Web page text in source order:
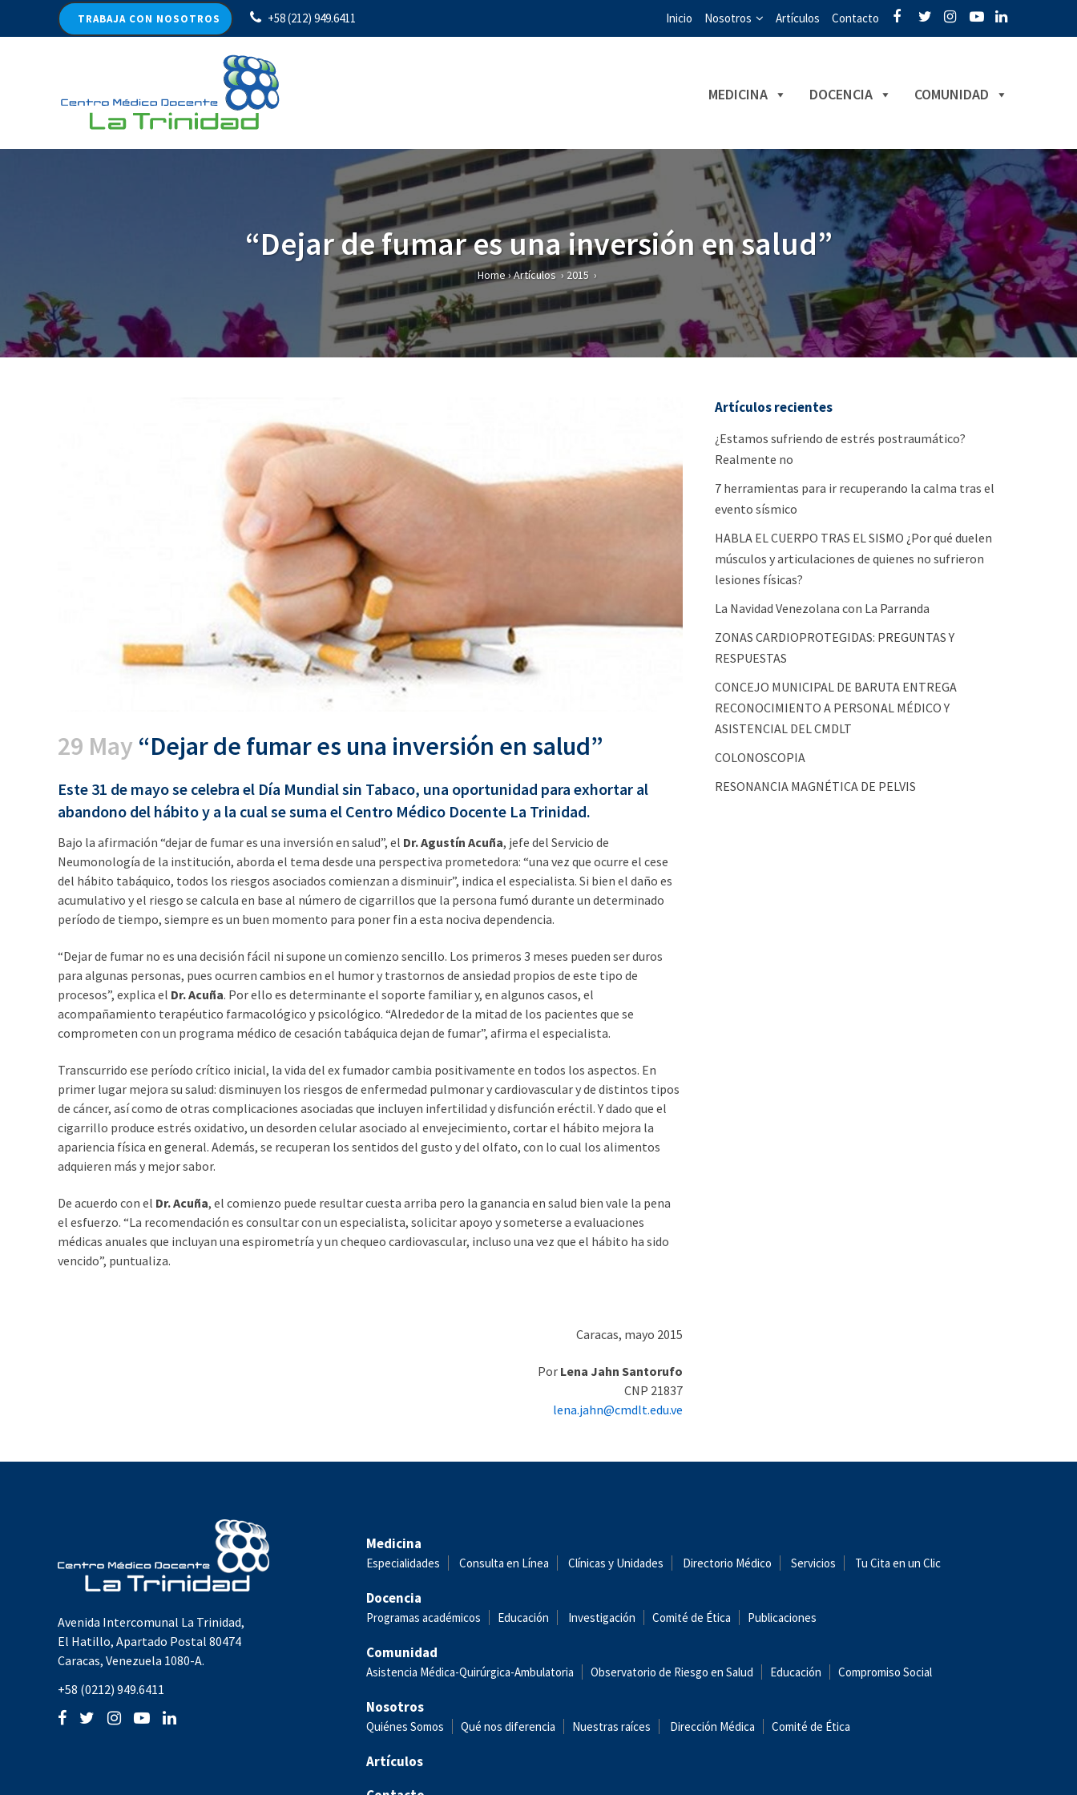
TRABAJA CON NOSOTROS +58 (212) 949.6411 Inicio Nosotros Artículos Contacto
MEDICINA DOCENCIA COMUNIDAD
“Dejar de fumar es una inversión en salud”
Home›Artículos›2015 ›
29 May “Dejar de fumar es una inversión en salud”
Este 31 de mayo se celebra el Día Mundial sin Tabaco, una oportunidad para exhortar al
abandono del hábito y a la cual se suma el Centro Médico Docente La Trinidad.
Bajo la afirmación “dejar de fumar es una inversión en salud”, el Dr. Agustín Acuña, jefe del Servicio de
Neumonología de la institución, aborda el tema desde una perspectiva prometedora: “una vez que ocurre el cese
del hábito tabáquico, todos los riesgos asociados comienzan a disminuir”, indica el especialista. Si bien el daño es
acumulativo y el riesgo se calcula en base al número de cigarrillos que la persona fumó durante un determinado
período de tiempo, siempre es un buen momento para poner fin a esta nociva dependencia.
“Dejar de fumar no es una decisión fácil ni supone un comienzo sencillo. Los primeros 3 meses pueden ser duros
para algunas personas, pues ocurren cambios en el humor y trastornos de ansiedad propios de este tipo de
procesos”, explica el Dr. Acuña. Por ello es determinante el soporte familiar y, en algunos casos, el
acompañamiento terapéutico farmacológico y psicológico. “Alrededor de la mitad de los pacientes que se
comprometen con un programa médico de cesación tabáquica dejan de fumar”, afirma el especialista.
Transcurrido ese período crítico inicial, la vida del ex fumador cambia positivamente en todos los aspectos. En
primer lugar mejora su salud: disminuyen los riesgos de enfermedad pulmonar y cardiovascular y de distintos tipos
de cáncer, así como de otras complicaciones asociadas que incluyen infertilidad y disfunción eréctil. Y dado que el
cigarrillo produce estrés oxidativo, un desorden celular asociado al envejecimiento, cortar el hábito mejora la
apariencia física en general. Además, se recuperan los sentidos del gusto y del olfato, con lo cual los alimentos
adquieren más y mejor sabor.
De acuerdo con el Dr. Acuña, el comienzo puede resultar cuesta arriba pero la ganancia en salud bien vale la pena
el esfuerzo. “La recomendación es consultar con un especialista, solicitar apoyo y someterse a evaluaciones
médicas anuales que incluyan una espirometría y un chequeo cardiovascular, incluso una vez que el hábito ha sido
vencido”, puntualiza.
Caracas, mayo 2015
Por Lena Jahn Santorufo
CNP 21837
lena.jahn@cmdlt.edu.ve
Artículos recientes
¿Estamos sufriendo de estrés postraumático?
Realmente no
7 herramientas para ir recuperando la calma tras el
evento sísmico
HABLA EL CUERPO TRAS EL SISMO ¿Por qué duelen
músculos y articulaciones de quienes no sufrieron
lesiones físicas?
La Navidad Venezolana con La Parranda
ZONAS CARDIOPROTEGIDAS: PREGUNTAS Y
RESPUESTAS
CONCEJO MUNICIPAL DE BARUTA ENTREGA
RECONOCIMIENTO A PERSONAL MÉDICO Y
ASISTENCIAL DEL CMDLT
COLONOSCOPIA
RESONANCIA MAGNÉTICA DE PELVIS
Avenida Intercomunal La Trinidad,
El Hatillo, Apartado Postal 80474
Caracas, Venezuela 1080-A.
+58 (0212) 949.6411
Medicina
Especialidades Consulta en Línea Clínicas y Unidades Directorio Médico Servicios Tu Cita en un Clic
Docencia
Programas académicos Educación Investigación Comité de Ética Publicaciones
Comunidad
Asistencia Médica-Quirúrgica-Ambulatoria Observatorio de Riesgo en Salud Educación Compromiso Social
Nosotros
Quiénes Somos Qué nos diferencia Nuestras raíces Dirección Médica Comité de Ética
Artículos